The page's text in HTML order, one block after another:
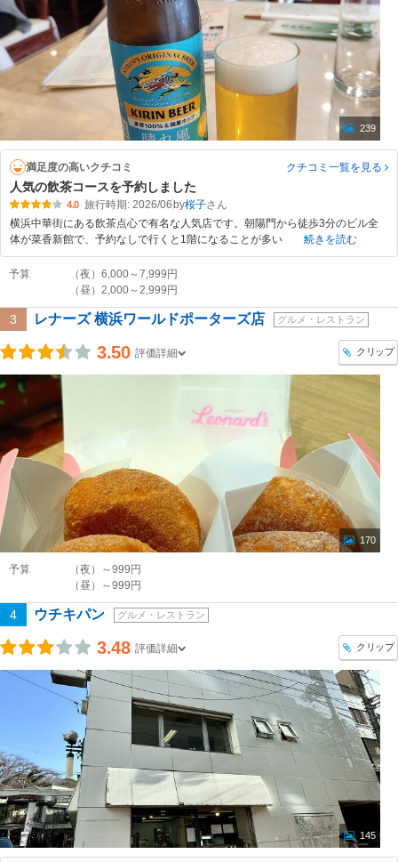
239
満足度の高いクチコミ クチコミ一覧を見る
人気の飲茶コースを予約しました
4.0 旅行時期: 2026/06 by桜子
横浜中華街にある飲茶点心で有名な人気店です。朝陽門から徒歩3分のビル全
体が菜香新館で、予約なしで行くと1階になることが多い
続きを読む
予算
（夜）6,000～7,999円
（昼）2,000～2,999円
3 レナーズ 横浜ワールドポーターズ店 グルメ・レストラン
3.50 評価詳細 クリップ
170
予算
（夜）～999円
（昼）～999円
4 ウチキパン グルメ・レストラン
3.48 評価詳細 クリップ
145